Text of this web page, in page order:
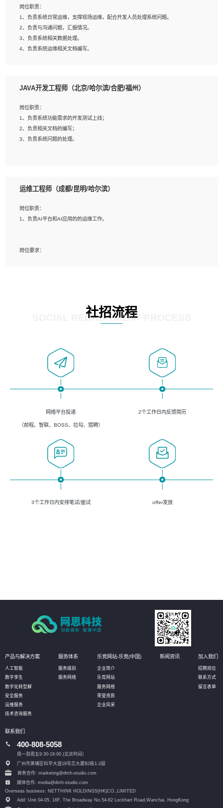
征，可独立提出完整的优化方案,并推动方案执行达成结果；熟练使用PPT、
WORD、EXCEL等办公软件；
3、深入理解公司各项AI产品和技术信息；具有较强的文档编写能力，能独立撰写
PPT、方案建议书等，面试时需携带个人制作的专业PPT文件进行展示。
岗位职责：
1、负责系统日常运维，支撑现场运维，配合开发人员处理系统问题。
2、负责与沟通问题，汇报情况。
3、负责系统相关数据处理。
4、负责系统运维相关文档编写。
岗位要求：
2、精通linux命令。
3、熟悉oracle、mysql 数据库。
4、善于沟通，具有良好的团队合作精神和协作能力。
5、必须有实际的生产环境系统维护经验。
JAVA开发工程师（北京/哈尔滨/合肥/福州）
岗位职责：
1、负责系统功能需求的开发测试上线；
2、负责相关文档的编写；
3、负责系统问题的处理。
2、熟悉linux命令；
4、熟练使用oracle、mysql进行开发；
5、熟悉流程开发如使用activiti；
运维工程师（成都/昆明/哈尔滨）
岗位职责：
1、负责AI平台和AI应用的的运维工作。
岗位要求：
4、掌握DevOps思想、方法和流程。Jenkins工具使用；
5、掌握常见中间件配置与优化，如mysql、nginx等；
社招流程
SOCIAL RECRUITMENT PROCESS
网络平台投递
（前程、智联、BOSS、拉勾、猎聘）
2个工作日内反馈简历
3个工作日内安排笔试/面试 offer发放
产品与解决方案
人工智能
数字孪生
数字化转型解
安全服务
运维服务
技术咨询服务
服务体系
服务级别
服务网络
乐竞网站-乐竞(中国)
企业简介
乐竞网站
服务网络
荣誉资质
企业风采
新闻资讯 加入我们
招聘岗位
联系方式
留言表单
联系我们
400-808-5058
周一到周五9:30-18:00 (北京时间）
广州市黄埔区科学大道18号芯大厦B2栋1-2层
商务合作: marketing@dmh-studio.com
媒体合作: media@dmh-studio.com
Overseas business: NETTHINK HOLDINGS(HK)CO.,LIMITED
Add: Unit 04-05, 16F, The Broadway No.54-62 Lockhart Road, Wanchai, HongKong